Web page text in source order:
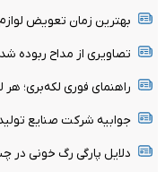
بهترین زمان تعویض
تصاویری از مداح ربوده
راهنمای فوری لکه‌بری؛
جوابیه شرکت صنایع
دلایل پارگی رگ خونی در